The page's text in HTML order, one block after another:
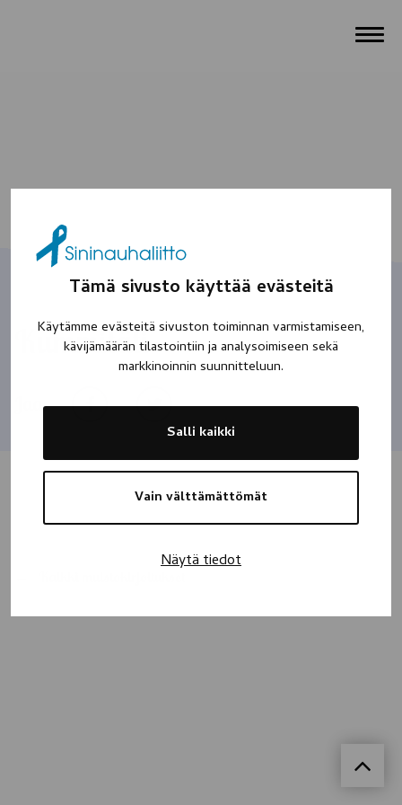
Tämä sivusto käyttää evästeitä
Käytämme evästeitä sivuston toiminnan varmistamiseen,
kävijämäärän tilastointiin ja analysoimiseen sekä
markkinoinnin suunnitteluun.
Vain välttämättömät
Salli kaikki
Näytä tiedot
Kummitäti